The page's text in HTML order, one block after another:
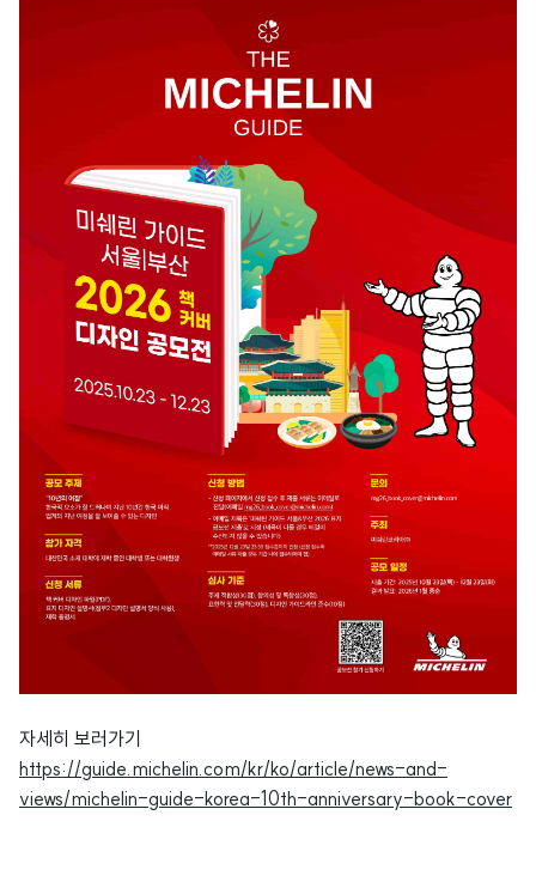
자세히 보러가기
https://guide.michelin.com/kr/ko/article/news-and-
views/michelin-guide-korea-10th-anniversary-book-cover